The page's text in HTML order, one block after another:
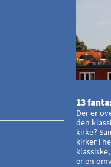
13
Der er
den
kirke?
kirker i
er en